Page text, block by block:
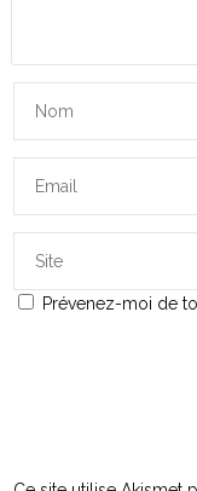
Prévenez-moi de